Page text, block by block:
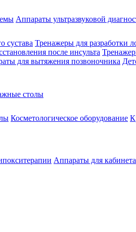
Аппараты ультразвуковой
сустава Тренажеры для разработки
после инсульта
для вытяжения позвоночника
столы
Косметологическое оборудование
Аппараты для